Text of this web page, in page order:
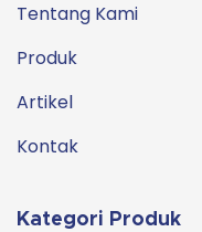
Tentang Kami
Produk
Artikel
Kontak
Kategori Produk